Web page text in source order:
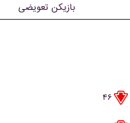
بازیکن تعویضی
۴۶